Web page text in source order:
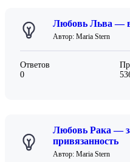
Любовь Льва —
Автор: Maria Stern
Ответов
0
Любовь Рака —
привязанность
Автор: Maria Stern